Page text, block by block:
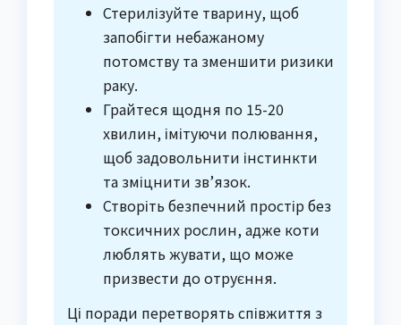
Стерилізуйте тварину, щоб
запобігти небажаному
потомству та зменшити ризики
раку.
Грайтеся щодня по 15-20
хвилин, імітуючи полювання,
щоб задовольнити інстинкти
та зміцнити зв’язок.
Створіть безпечний простір без
токсичних рослин, адже коти
люблять жувати, що може
призвести до отруєння.
Ці поради перетворять співжиття з